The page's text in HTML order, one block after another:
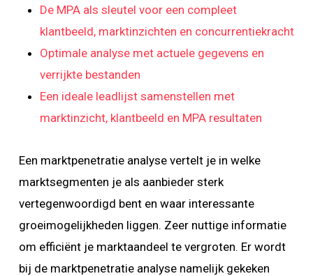
De MPA als sleutel voor een compleet
klantbeeld, marktinzichten en concurrentiekracht
Optimale analyse met actuele gegevens en
verrijkte bestanden
Een ideale leadlijst samenstellen met
marktinzicht, klantbeeld en MPA resultaten
Een marktpenetratie analyse vertelt je in welke
marktsegmenten je als aanbieder sterk
vertegenwoordigd bent en waar interessante
groeimogelijkheden liggen. Zeer nuttige informatie
om efficiënt je marktaandeel te vergroten. Er wordt
bij de marktpenetratie analyse namelijk gekeken